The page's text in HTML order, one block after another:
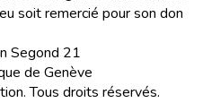
soit remercié pour son don
Segond 21
de Genève
Tous droits réservés.